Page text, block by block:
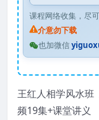
课程网络收集，尽
介意勿下载
也加微信
王红人相学风水
频19集+课堂讲义